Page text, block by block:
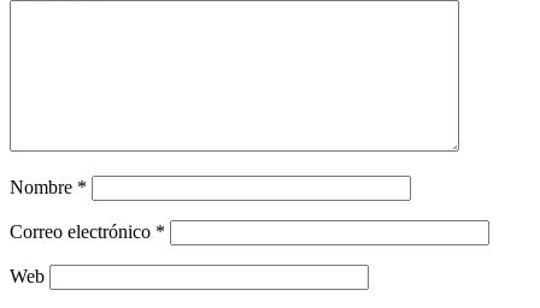
Nombre *
Correo electrónico *
Web